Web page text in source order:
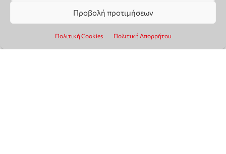
Προβολή προτιμήσεων
Πολιτική Cookies Πολιτική Απορρήτου